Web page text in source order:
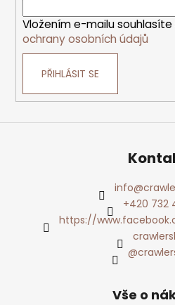
Vložením e-mailu souhlasíte
ochrany osobních údajů
PŘIHLÁSIT SE
info@
+420 732
https://
Vše o